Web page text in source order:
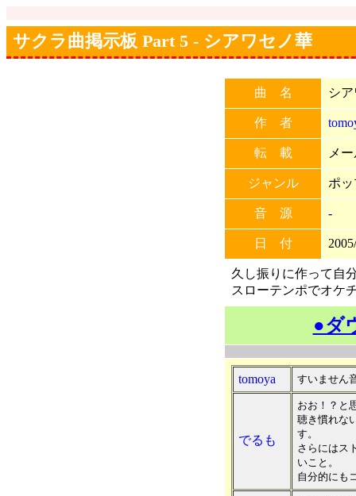
サクラ曲掲示板 Part 5 - シアワセノ華
曲 名 シ
作 者
転 載 メ
ジャンル ポ
音 源 -
日 付
久し振りに作って自
スローテンポでオケ
●ダ
tomoya すいません
でるも
おお！？と
聴き慣れな
す。
さらにはス
いこと。
自分的にも